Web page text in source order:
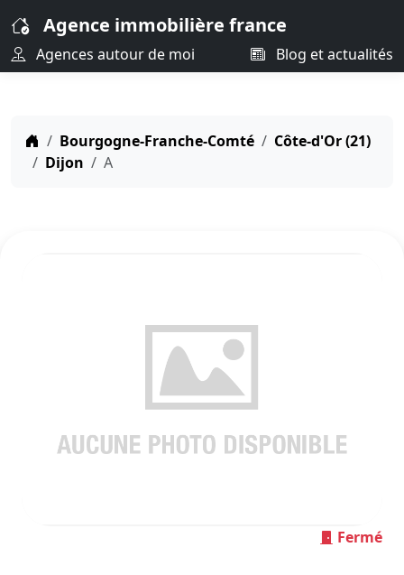
Agence immobilière france
Agences autour de moi Blog et actualités
Bourgogne-Franche-Comté
Côte-d'Or (21)
Dijon
A
Fermé